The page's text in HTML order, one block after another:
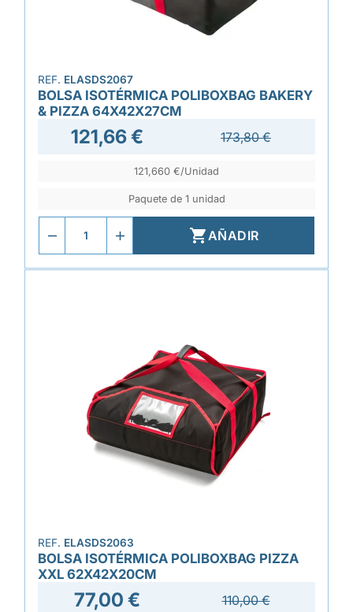
REF. ELASDS2067
BOLSA ISOTÉRMICA POLIBOXBAG BAKERY
& PIZZA 64X42X27CM
121,66 € 173,80 €
121,660 €/Unidad
Paquete de 1 unidad
AÑADIR
REF. ELASDS2063
BOLSA ISOTÉRMICA POLIBOXBAG PIZZA
XXL 62X42X20CM
77,00 € 110,00 €